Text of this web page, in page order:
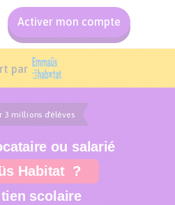
scolaire
Habitat ?
3 millions d'élèves
par
ou salarié
Activer mon compte